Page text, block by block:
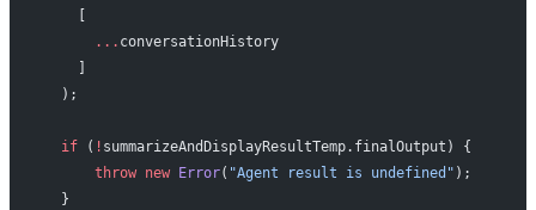
      ...
conversationHistory
  );
  if
( ! summarizeAndDisplayResultTemp.finalOutput) {
      throw
new Error( "Agent result is undefined" );
  }